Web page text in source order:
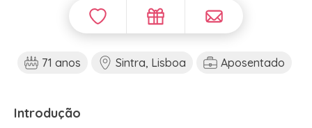
71 anos Sintra, Lisboa Aposentado
Introdução